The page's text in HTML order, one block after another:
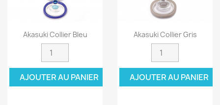
Akasuki Collier Bleu
AJOUTER AU PANIER
Akasuki Collier Gris
AJOUTER AU PANIER